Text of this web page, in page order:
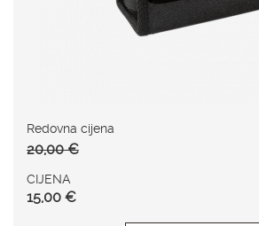
Redovna cijena
20,00 €
CIJENA
15,00 €